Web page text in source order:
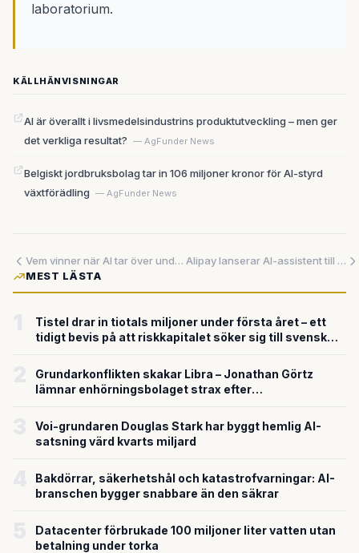
laboratorium.
KÄLLHÄNVISNINGAR
AI är överallt i livsmedelsindustrins produktutveckling – men ger
det verkliga resultat? — AgFunder News
Belgiskt jordbruksbolag tar in 106 miljoner kronor för AI-styrd
växtförädling — AgFunder News
Vem vinner när AI tar över underhållningen – och vad går förlorat?
Alipay lanserar AI-assistent till en miljard användare – sköter betalningar, bokningar och sparande åt dig
MEST LÄSTA
Tistel drar in tiotals miljoner under första året – ett
tidigt bevis på att riskkapitalet söker sig till svensk
Grundarkonflikten skakar Libra – Jonathan Görtz
lämnar enhörningsbolaget strax efter
Voi-grundaren Douglas Stark har byggt hemlig AI-
satsning värd kvarts miljard
Bakdörrar, säkerhetshål och katastrofvarningar: AI-
branschen bygger snabbare än den säkrar
Datacenter förbrukade 100 miljoner liter vatten utan
betalning under torka